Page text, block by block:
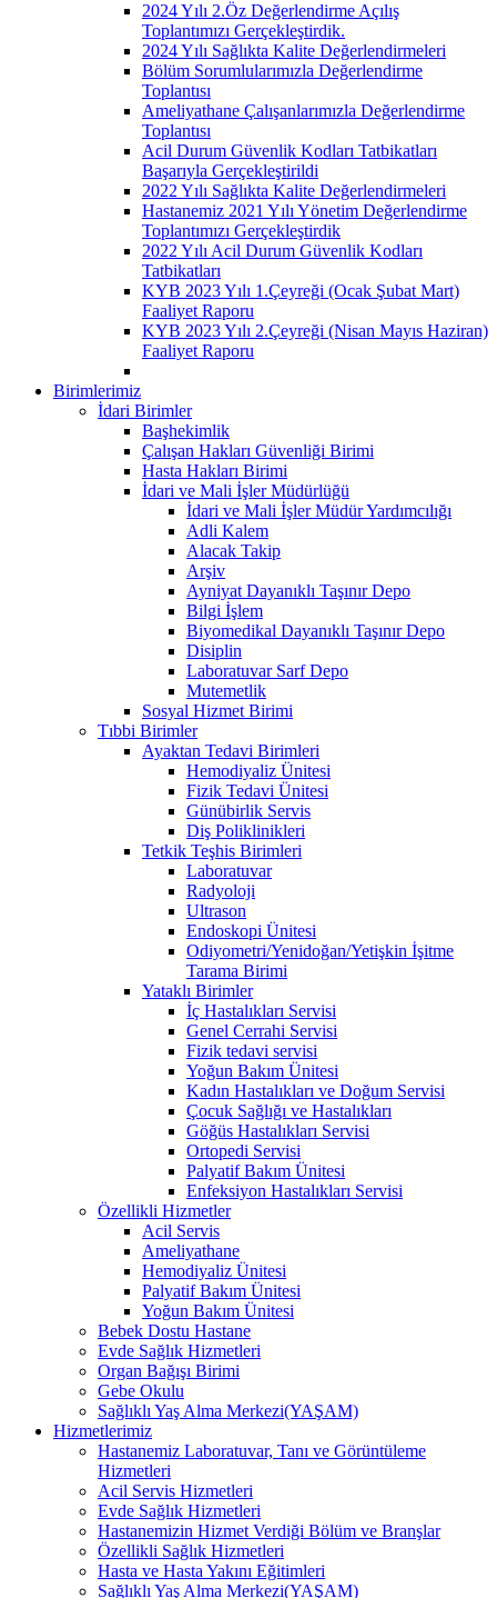
2024 Yılı 2.Öz Değerlendirme Açılış
Toplantımızı Gerçekleştirdik.
2024 Yılı Sağlıkta Kalite Değerlendirmeleri
Bölüm Sorumlularımızla Değerlendirme
Toplantısı
Ameliyathane Çalışanlarımızla Değerlendirme
Toplantısı
Acil Durum Güvenlik Kodları Tatbikatları
Başarıyla Gerçekleştirildi
2022 Yılı Sağlıkta Kalite Değerlendirmeleri
Hastanemiz 2021 Yılı Yönetim Değerlendirme
Toplantımızı Gerçekleştirdik
2022 Yılı Acil Durum Güvenlik Kodları
Tatbikatları
KYB 2023 Yılı 1.Çeyreği (Ocak Şubat Mart)
Faaliyet Raporu
KYB 2023 Yılı 2.Çeyreği (Nisan Mayıs Haziran)
Faaliyet Raporu
Birimlerimiz
İdari Birimler
Başhekimlik
Çalışan Hakları Güvenliği Birimi
Hasta Hakları Birimi
İdari ve Mali İşler Müdürlüğü
İdari ve Mali İşler Müdür Yardımcılığı
Adli Kalem
Alacak Takip
Arşiv
Ayniyat Dayanıklı Taşınır Depo
Bilgi İşlem
Biyomedikal Dayanıklı Taşınır Depo
Disiplin
Laboratuvar Sarf Depo
Mutemetlik
Sosyal Hizmet Birimi
Tıbbi Birimler
Ayaktan Tedavi Birimleri
Hemodiyaliz Ünitesi
Fizik Tedavi Ünitesi
Günübirlik Servis
Diş Poliklinikleri
Tetkik Teşhis Birimleri
Laboratuvar
Radyoloji
Ultrason
Endoskopi Ünitesi
Odiyometri/Yenidoğan/Yetişkin İşitme
Tarama Birimi
Yataklı Birimler
İç Hastalıkları Servisi
Genel Cerrahi Servisi
Fizik tedavi servisi
Yoğun Bakım Ünitesi
Kadın Hastalıkları ve Doğum Servisi
Çocuk Sağlığı ve Hastalıkları
Göğüs Hastalıkları Servisi
Ortopedi Servisi
Palyatif Bakım Ünitesi
Enfeksiyon Hastalıkları Servisi
Özellikli Hizmetler
Acil Servis
Ameliyathane
Hemodiyaliz Ünitesi
Palyatif Bakım Ünitesi
Yoğun Bakım Ünitesi
Bebek Dostu Hastane
Evde Sağlık Hizmetleri
Organ Bağışı Birimi
Gebe Okulu
Sağlıklı Yaş Alma Merkezi(YAŞAM)
Hizmetlerimiz
Hastanemiz Laboratuvar, Tanı ve Görüntüleme
Hizmetleri
Acil Servis Hizmetleri
Evde Sağlık Hizmetleri
Hastanemizin Hizmet Verdiği Bölüm ve Branşlar
Özellikli Sağlık Hizmetleri
Hasta ve Hasta Yakını Eğitimleri
Sağlıklı Yaş Alma Merkezi(YAŞAM)